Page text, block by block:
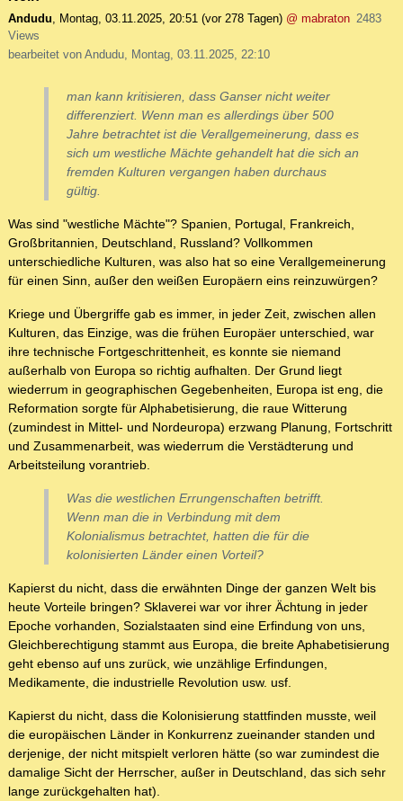
Andudu, Montag, 03.11.2025, 20:51 (vor 278 Tagen) @ mabraton 2483
Views
bearbeitet von Andudu, Montag, 03.11.2025, 22:10
man kann kritisieren, dass Ganser nicht weiter
differenziert. Wenn man es allerdings über 500
Jahre betrachtet ist die Verallgemeinerung, dass es
sich um westliche Mächte gehandelt hat die sich an
fremden Kulturen vergangen haben durchaus
gültig.
Was sind "westliche Mächte"? Spanien, Portugal, Frankreich,
Großbritannien, Deutschland, Russland? Vollkommen
unterschiedliche Kulturen, was also hat so eine Verallgemeinerung
für einen Sinn, außer den weißen Europäern eins reinzuwürgen?
Kriege und Übergriffe gab es immer, in jeder Zeit, zwischen allen
Kulturen, das Einzige, was die frühen Europäer unterschied, war
ihre technische Fortgeschrittenheit, es konnte sie niemand
außerhalb von Europa so richtig aufhalten. Der Grund liegt
wiederrum in geographischen Gegebenheiten, Europa ist eng, die
Reformation sorgte für Alphabetisierung, die raue Witterung
(zumindest in Mittel- und Nordeuropa) erzwang Planung, Fortschritt
und Zusammenarbeit, was wiederrum die Verstädterung und
Arbeitsteilung vorantrieb.
Was die westlichen Errungenschaften betrifft.
Wenn man die in Verbindung mit dem
Kolonialismus betrachtet, hatten die für die
kolonisierten Länder einen Vorteil?
Kapierst du nicht, dass die erwähnten Dinge der ganzen Welt bis
heute Vorteile bringen? Sklaverei war vor ihrer Ächtung in jeder
Epoche vorhanden, Sozialstaaten sind eine Erfindung von uns,
Gleichberechtigung stammt aus Europa, die breite Aphabetisierung
geht ebenso auf uns zurück, wie unzählige Erfindungen,
Medikamente, die industrielle Revolution usw. usf.
Kapierst du nicht, dass die Kolonisierung stattfinden musste, weil
die europäischen Länder in Konkurrenz zueinander standen und
derjenige, der nicht mitspielt verloren hätte (so war zumindest die
damalige Sicht der Herrscher, außer in Deutschland, das sich sehr
lange zurückgehalten hat).